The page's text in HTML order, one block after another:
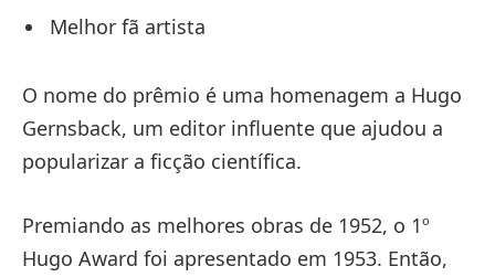
Melhor fã artista
O nome do prêmio é uma homenagem a Hugo
Gernsback, um editor influente que ajudou a
popularizar a ficção científica.
Premiando as melhores obras de 1952, o 1º
Hugo Award foi apresentado em 1953. Então,